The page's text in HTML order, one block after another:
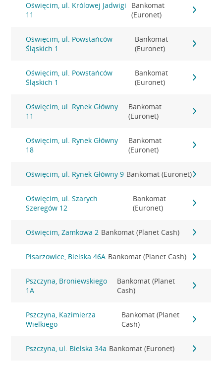
Oświęcim, ul. Królowej Jadwigi
11
Bankomat
(Euronet)
Oświęcim, ul. Powstańców
Śląskich 1
Bankomat
(Euronet)
Oświęcim, ul. Powstańców
Śląskich 1
Bankomat
(Euronet)
Oświęcim, ul. Rynek Główny
11
Bankomat
(Euronet)
Oświęcim, ul. Rynek Główny
18
Bankomat
(Euronet)
Oświęcim, ul. Rynek Główny 9 Bankomat (Euronet)
Oświęcim, ul. Szarych
Szeregów 12
Bankomat
(Euronet)
Oświęcim, Zamkowa 2 Bankomat (Planet Cash)
Pisarzowice, Bielska 46A Bankomat (Planet Cash)
Pszczyna, Broniewskiego
1A
Bankomat (Planet
Cash)
Pszczyna, Kazimierza
Wielkiego
Bankomat (Planet
Cash)
Pszczyna, ul. Bielska 34a Bankomat (Euronet)